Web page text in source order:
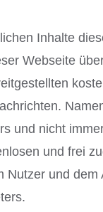
Inhalte
Webseite
und nicht
und frei
Nutzer und